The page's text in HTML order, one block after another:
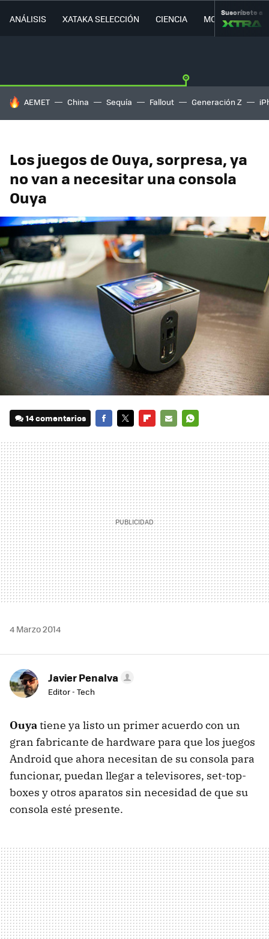
ANÁLISIS XATAKA SELECCIÓN CIENCIA MOVILIDAD
Suscríbete a
HOY SE HABLA DE
AEMET China Sequía Fallout Generación Z
Los juegos de Ouya, sorpresa, ya
no van a necesitar una consola
Ouya
14 comentarios
MAIL
4 Marzo 2014
Javier Penalva
Editor - Tech
Ouyatiene ya listo un primer acuerdo con un
gran fabricante de hardware para que los juegos
Android que ahora necesitan de su consola para
funcionar, puedan llegar a televisores, set-top-
boxes y otros aparatos sin necesidad de que su
consola esté presente.